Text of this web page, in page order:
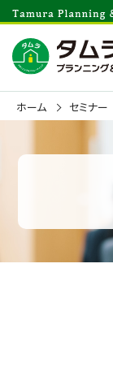
ホーム セミナー